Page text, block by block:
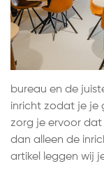
bureau en de
inricht zodat je je
zorg je ervoor dat
dan alleen de
artikel leggen wij